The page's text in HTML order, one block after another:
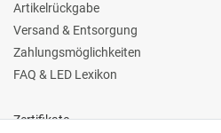
Artikelrückgabe
Versand & Entsorgung
Zahlungsmöglichkeiten
FAQ & LED Lexikon
Zertifikate